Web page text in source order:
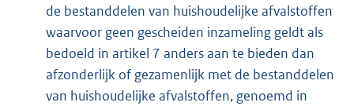
de bestanddelen van huishoudelijke afvalstoffen
waarvoor geen gescheiden inzameling geldt als
bedoeld in artikel 7 anders aan te bieden dan
afzonderlijk of gezamenlijk met de bestanddelen
van huishoudelijke afvalstoffen, genoemd in